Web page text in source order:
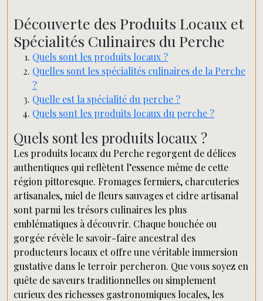
Découverte des Produits Locaux et
Spécialités Culinaires du Perche
Quels sont les produits locaux ?
Quelles sont les spécialités culinaires de la Perche
?
Quelle est la spécialité du perche ?
Quels sont les produits locaux du perche ?
Quels sont les produits locaux ?
Les produits locaux du Perche regorgent de délices
authentiques qui reflètent l’essence même de cette
région pittoresque. Fromages fermiers, charcuteries
artisanales, miel de fleurs sauvages et cidre artisanal
sont parmi les trésors culinaires les plus
emblématiques à découvrir. Chaque bouchée ou
gorgée révèle le savoir-faire ancestral des
producteurs locaux et offre une véritable immersion
gustative dans le terroir percheron. Que vous soyez en
quête de saveurs traditionnelles ou simplement
curieux des richesses gastronomiques locales, les